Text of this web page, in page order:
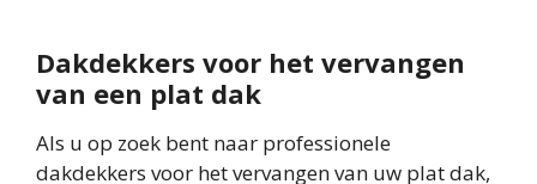
Dakdekkers voor het vervangen
van een plat dak
Als u op zoek bent naar professionele
dakdekkers voor het vervangen van uw plat dak,